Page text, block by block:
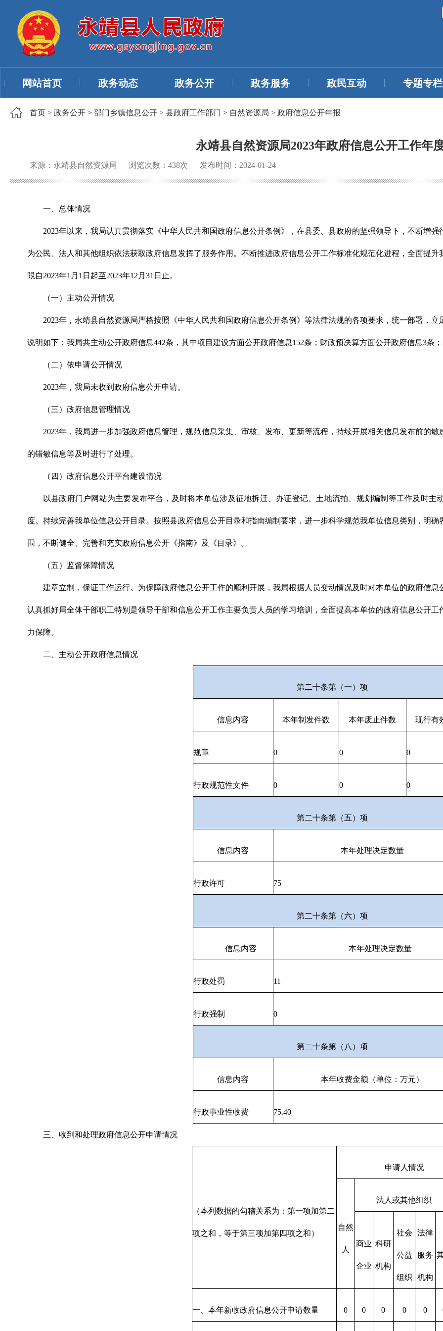
网站首页 政务动态 政务公开 政务服务 政民互动 专题专栏
首页 > 政务公开 > 部门乡镇信息公开 > 县政府工作部门 > 自然资源局 > 政府信息公开年报
永靖县自然资源局2023年政府信息公开工作年
来源：永靖县自然资源局 浏览次数： 438次 发布时间：2024-01-24
一、总体情况
2023年以来，我局认真贯彻落实《中华人民共和国政府信息公开条例》，在县委、县政府的坚强领导下，不断增
为公民、法人和其他组织依法获取政府信息发挥了服务作用。不断推进政府信息公开工作标准化规范化进程，全面提
限自2023年1月1日起至2023年12月31日止。
（一）主动公开情况
2023年，永靖县自然资源局严格按照《中华人民共和国政府信息公开条例》等法律法规的各项要求，统一部署，
说明如下： 我局共主动公开政府信息442条，其中项目建设方面公开政府信息152条；财政预决算方面公开政府信息3条
（二）依申请公开情况
2023年，我局未收到政府信息公开申请。
（三）政府信息管理情况
2023年，我局进一步加强政府信息管理，规范信息采集、审核、发布、更新等流程，持续开展相关信息发布前的
的错敏信息等及时进行了处理。
（四）政府信息公开平台建设情况
以县政府门户网站为主要发布平台，及时将本单位涉及征地拆迁、办证登记、土地流拍、规划编制等工作及时
度。持续完善我单位信息公开目录。按照县政府信息公开目录和指南编制要求，进一步科学规范我单位信息类别，明
围，不断健全、完善和充实政府信息公开《指南》及《目录》。
（五）监督保障情况
建章立制，保证工作运行。为保障政府信息公开工作的顺利开展，我局根据人员变动情况及时对本单位的政府信
认真抓好局全体干部职工特别是领导干部和信息公开工作主要负责人员的学习培训，全面提高本单位的政府信息公开
力保障。
二、主动公开政府信息情况
第二十条第（一）项
信息内容 本年制发件数 本年废止件数 现行有
规章 0 0 0
行政规范性文件 0 0 0
第二十条第（五）项
信息内容 本年处理决定数量
行政许可 75
第二十条第（六）项
信息内容 本年处理决定数量
行政处罚 11
行政强制 0
第二十条第（八）项
信息内容 本年收费金额（单位：万元）
行政事业性收费 75.40
三、收到和处理政府信息公开申请情况
（本列数据的勾稽关系为：第一项加第二
项之和，等于第三项加第四项之和）
申请人情况
自然
人
法人或其他组织
商业
企业
科研
机构
社会
公益
组织
法律
服务
机构
一、本年新收政府信息公开申请数量 0 0 0 0 0